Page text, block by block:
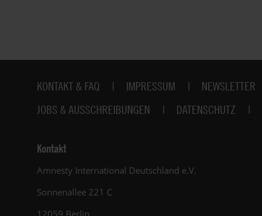
Fußbereich
KONTAKT & FAQ IMPRESSUM NEWSLETTER
JOBS & AUSSCHREIBUNGEN
DATENSCHUTZ
Kontakt
Amnesty International Deutschland e.V.
Sonnenallee 221 C
12059 Berlin